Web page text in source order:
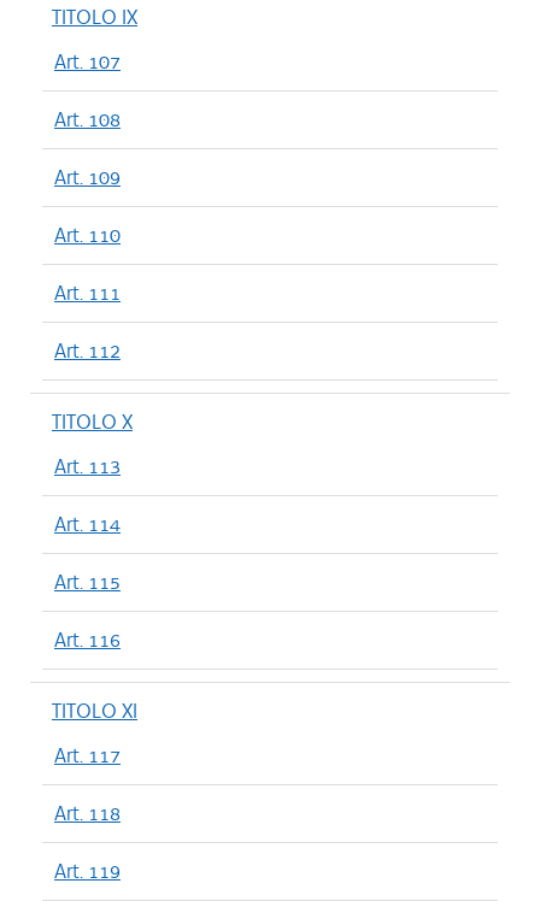
TITOLO IX
Art. 107
Art. 108
Art. 109
Art. 110
Art. 111
Art. 112
TITOLO X
Art. 113
Art. 114
Art. 115
Art. 116
TITOLO XI
Art. 117
Art. 118
Art. 119